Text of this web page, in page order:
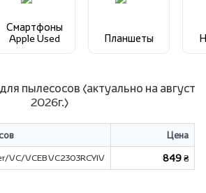
Смартфоны
Apple Used
Планшеты
пылесосов (актуально на август
2026г.)
Цена
VC/VCEB VC2303RCYIV 849 ₴